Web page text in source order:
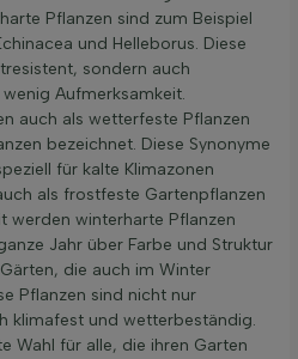
Pflanzen sind zum Beispiel
und Helleborus. Diese
sondern auch
Aufmerksamkeit.
auch als wetterfeste Pflanzen
bezeichnet. Diese Synonyme
für kalte Klimazonen
als frostfeste Gartenpflanzen
werden winterharte Pflanzen
Jahr über Farbe und Struktur
die auch im Winter
Pflanzen sind nicht nur
klimafest und wetterbeständig.
Wahl für alle, die ihren Garten